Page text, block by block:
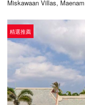
Miskawaan Villas,
精選推薦